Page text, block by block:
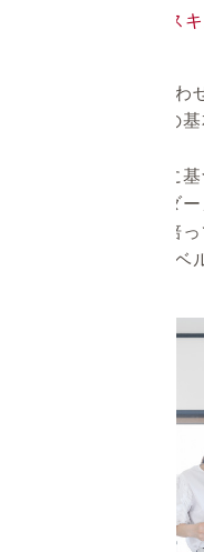
「結婚前に、家事ス
そんなご要望に合わ
家事の
事前ヒアリングに
オーダ
家事代行にて培
お客様に合ったレベ